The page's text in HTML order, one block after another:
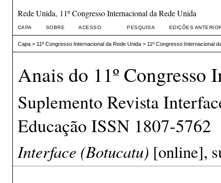
Rede Unida, 11º Congresso Internacional da Rede Unida
CAPA SOBRE ACESSO PESQUISA EDIÇÕES
Capa> 11º Congresso Internacional da Rede Unida> 11º Congresso Internacional
Anais do 11º Congresso
Suplemento Revista
Educação ISSN 1807-5762
Interface (Botucatu) [online],